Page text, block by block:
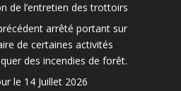
de l’entretien des trottoirs
arrêté portant sur
de certaines activités
des incendies de forêt.
le 14 Juillet 2026